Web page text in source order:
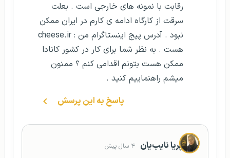
رقابت با نمونه های خارجی است . بعلت
سرقت از کارگاه ادامه ی کارم در ایران ممکن
نبود . آدرس پیج اینستاگرام من : cheese.ir
هست . به نظر شما برای کار در کشور کانادا
ممکن هست بتونم اقدامی کنم ؟ ممنون
میشم راهنماییم کنید .
پاسخ به این پرسش
پریا نایب‌یان ۴ سال پیش